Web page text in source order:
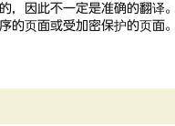
，因此不一定是准确的翻译。
的页面或受加密保护的页面。